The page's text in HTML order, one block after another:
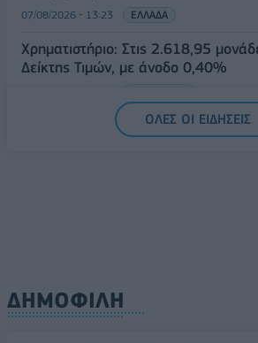
07/08/2026 - 13:23 ΕΛΛΑΔΑ
Χρηματιστήριο: Στις 2.618,95
Δείκτης Τιμών, με άνοδο 0,40%
ΟΛΕΣ ΟΙ ΕΙΔΗΣΕΙΣ
ΔΗΜΟΦΙΛΗ